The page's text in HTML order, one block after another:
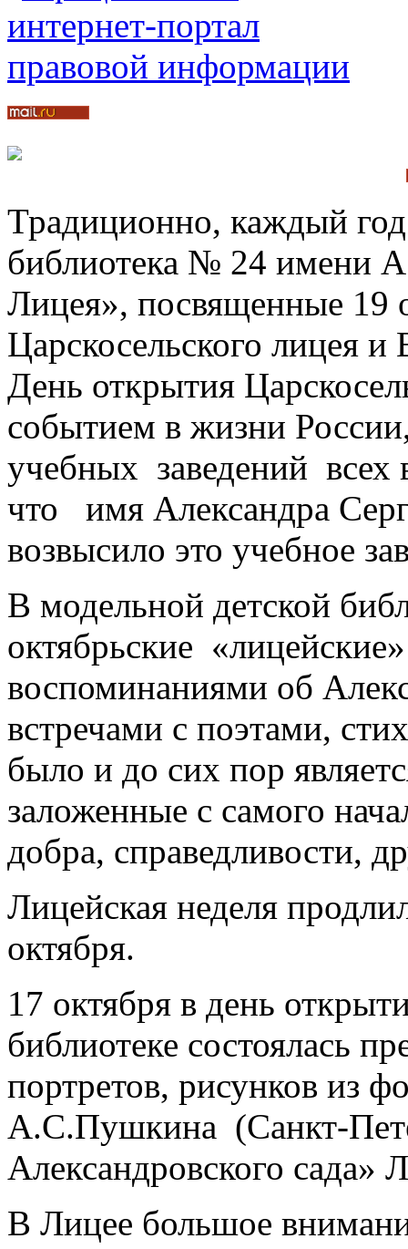
Традиционно, каждый год
библиотека № 24 имени
Лицея», посвященные 19
Царскосельского лицея
День открытия
событием в жизни
учебных заведений всех
что имя Александра
возвысило это учебное
В модельной детской
октябрьские
воспоминаниями об
встречами с поэтами,
было и до сих пор
заложенные с самого
добра, справедливости,
Лицейская неделя
октября.
17 октября в день
библиотеке состоялась
портретов, рисунков из
А.С.Пушкина (Санкт-
Александровского
В Лицее большое